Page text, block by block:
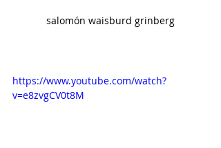
salomón waisburd grinberg
https://www.youtube.com/watch?
v=e8zvgCV0t8M